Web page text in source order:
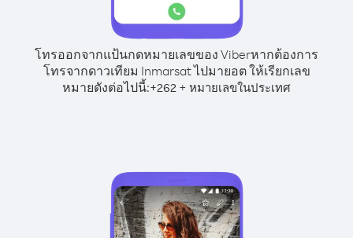
โทรออกจากแป้นกดหมายเลขของ Viberหากต้องการ
โทรจากดาวเทียม Inmarsat ไปมายอต ให้เรียกเลข
หมายดังต่อไปนี้:+262 + หมายเลขในประเทศ